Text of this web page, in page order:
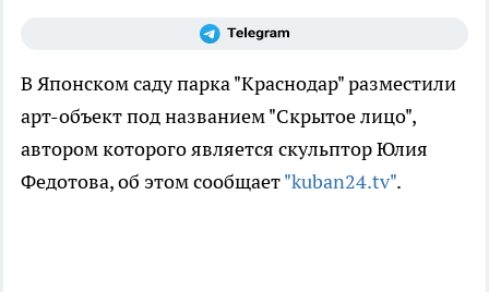
В Японском саду парка "Краснодар" разместили
арт-объект под названием "Скрытое лицо",
автором которого является скульптор Юлия
Федотова, об этом сообщает"kuban24.tv".